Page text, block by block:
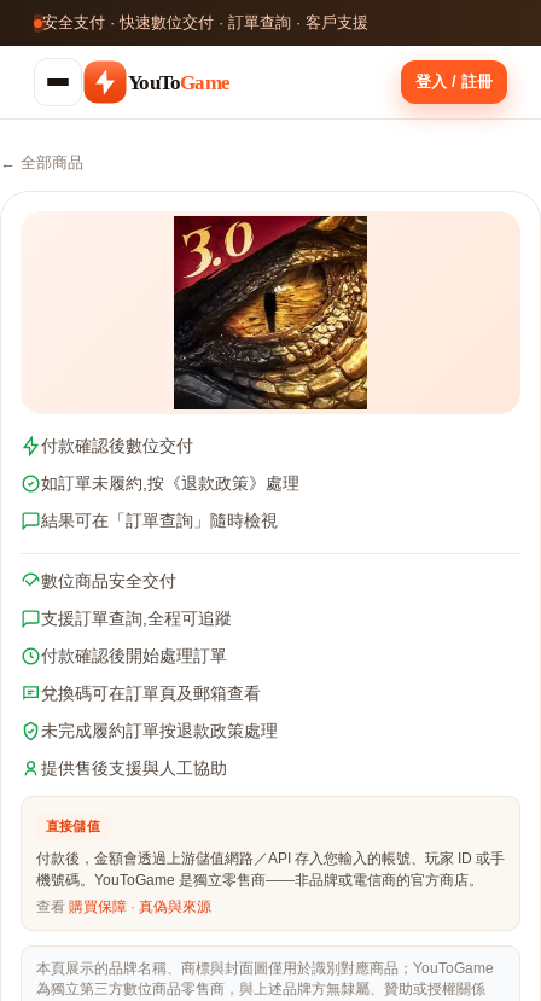
安全支付 · 快速數位交付 · 訂單查詢 · 客戶支援
YouToGame 登入 / 註冊
← 全部商品
付款確認後數位交付
如訂單未履約,按《退款政策》處理
結果可在「訂單查詢」隨時檢視
數位商品安全交付
支援訂單查詢,全程可追蹤
付款確認後開始處理訂單
兌換碼可在訂單頁及郵箱查看
未完成履約訂單按退款政策處理
提供售後支援與人工協助
直接儲值
付款後，金額會透過上游儲值網路／API 存入您輸入的帳號、玩家 ID 或手
機號碼。YouToGame 是獨立零售商——非品牌或電信商的官方商店。
查看 購買保障 · 真偽與來源
本頁展示的品牌名稱、商標與封面圖僅用於識別對應商品；YouToGame
為獨立第三方數位商品零售商，與上述品牌方無隸屬、贊助或授權關係